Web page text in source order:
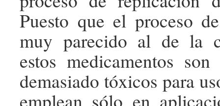
Puesto que el proceso
muy parecido al de la
estos medicamentos
demasiado tóxicos para